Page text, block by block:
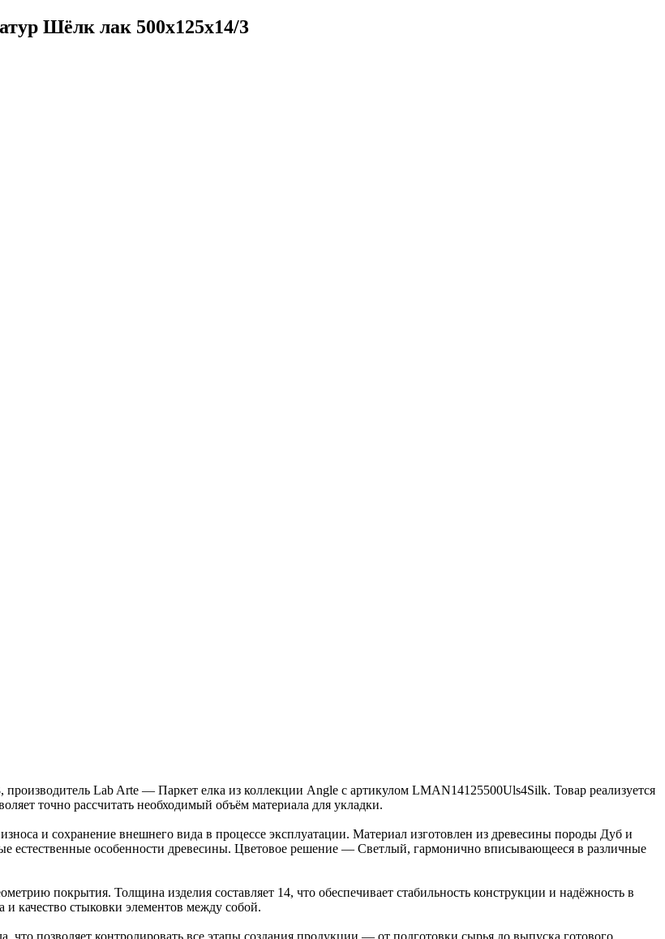
Шёлк лак 500х125х14/3
Lab Arte — Паркет елка из коллекции Angle с артикулом LMAN14125500Uls4Silk. Товар реализуется
точно рассчитать необходимый объём материала для укладки.
и сохранение внешнего вида в процессе эксплуатации. Материал изготовлен из древесины породы Дуб и
естественные особенности древесины. Цветовое решение — Светлый, гармонично вписывающееся в различные
покрытия. Толщина изделия составляет 14, что обеспечивает стабильность конструкции и надёжность в
качество стыковки элементов между собой.
позволяет контролировать все этапы создания продукции — от подготовки сырья до выпуска готового